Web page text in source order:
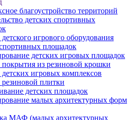
благоустройство территорий
детских спортивных
игрового оборудования
площадок
детских игровых площадок
покрытия из резиновой крошки
игровых комплексов
резиновой плитки
детских площадок
малых архитектурных форм
МАФ (малых архитектурных